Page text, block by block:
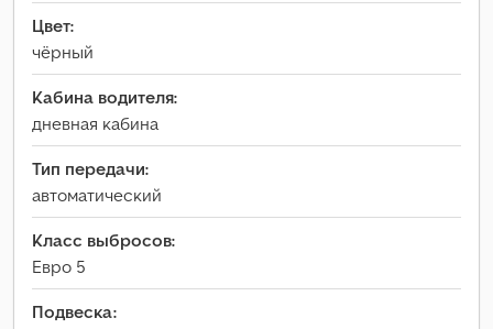
Цвет:
чёрный
Кабина водителя:
дневная кабина
Тип передачи:
автоматический
Класс выбросов:
Евро 5
Подвеска: